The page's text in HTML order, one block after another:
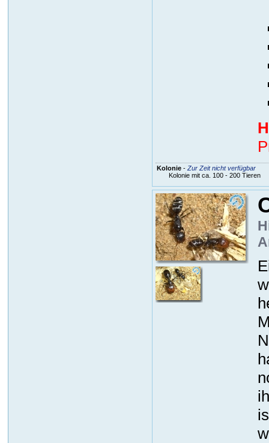
Kolonie- Zur Zeit nicht verfügbar
Kolonie mit ca. 100 - 200 Tieren